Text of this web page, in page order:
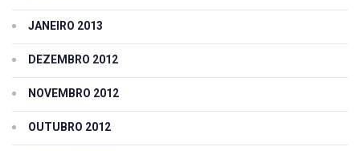
JANEIRO 2013
DEZEMBRO 2012
NOVEMBRO 2012
OUTUBRO 2012